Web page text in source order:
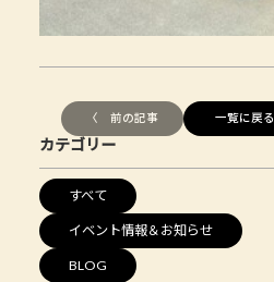
〈 前の記事 一覧に戻る
カテゴリー
すべて
イベント情報＆お知らせ
BLOG